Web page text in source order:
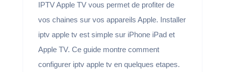
IPTV Apple TV vous permet de profiter de
vos chaines sur vos appareils Apple. Installer
iptv apple tv est simple sur iPhone iPad et
Apple TV. Ce guide montre comment
configurer iptv apple tv en quelques etapes.